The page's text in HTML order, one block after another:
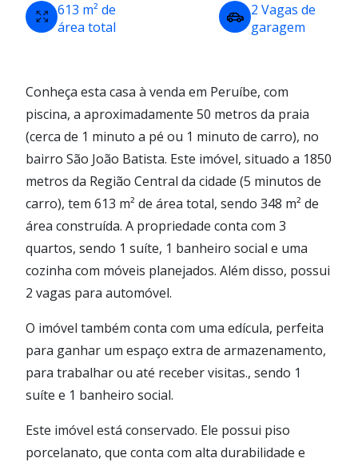
613 m² de
área total
2 Vagas de
garagem
Conheça esta casa à venda em Peruíbe, com
piscina, a aproximadamente 50 metros da praia
(cerca de 1 minuto a pé ou 1 minuto de carro), no
bairro São João Batista. Este imóvel, situado a 1850
metros da Região Central da cidade (5 minutos de
carro), tem 613 m² de área total, sendo 348 m² de
área construída. A propriedade conta com 3
quartos, sendo 1 suíte, 1 banheiro social e uma
cozinha com móveis planejados. Além disso, possui
2 vagas para automóvel.
O imóvel também conta com uma edícula, perfeita
para ganhar um espaço extra de armazenamento,
para trabalhar ou até receber visitas., sendo 1
suíte e 1 banheiro social.
Este imóvel está conservado. Ele possui piso
porcelanato, que conta com alta durabilidade e